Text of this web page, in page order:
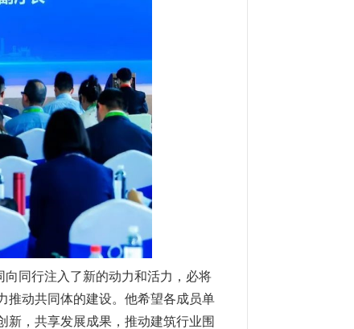
同行注入了新的动力和活力，必将
推动共同体的建设。他希望各成员单
新，共享发展成果，推动建筑行业围